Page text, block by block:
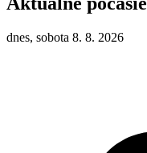
dnes, sobota 8. 8. 2026